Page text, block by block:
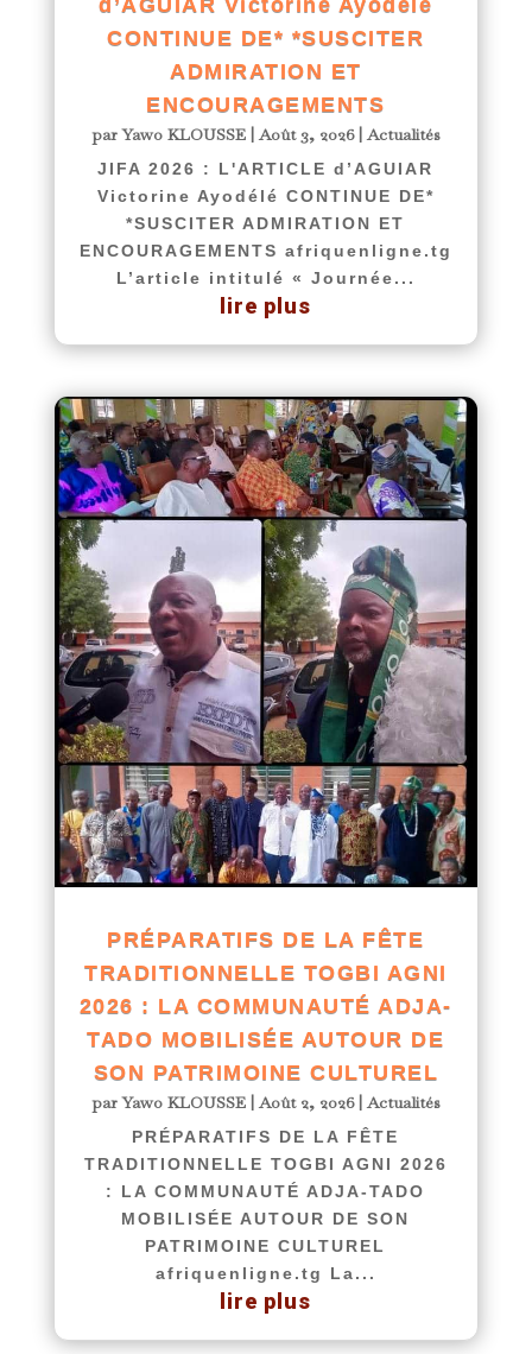
d’AGUIAR Victorine Ayodélé
CONTINUE DE* *SUSCITER
ADMIRATION ET
ENCOURAGEMENTS
parYawo KLOUSSE|Août 3, 2026|Actualités
JIFA 2026 : L'ARTICLE d’AGUIAR
Victorine Ayodélé CONTINUE DE*
*SUSCITER ADMIRATION ET
ENCOURAGEMENTS afriquenligne.tg
L’article intitulé « Journée...
lire plus
PRÉPARATIFS DE LA FÊTE
TRADITIONNELLE TOGBI AGNI
2026 : LA COMMUNAUTÉ ADJA-
TADO MOBILISÉE AUTOUR DE
SON PATRIMOINE CULTUREL
parYawo KLOUSSE|Août 2, 2026|Actualités
PRÉPARATIFS DE LA FÊTE
TRADITIONNELLE TOGBI AGNI 2026
: LA COMMUNAUTÉ ADJA-TADO
MOBILISÉE AUTOUR DE SON
PATRIMOINE CULTUREL
afriquenligne.tg La...
lire plus